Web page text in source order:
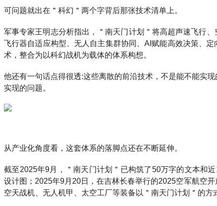
可问题就出在＂科幻＂两个字背后那张技术清单上。
军事专家王明志分析指出，＂南天门计划＂将高超声速飞行
飞行器自适应构型、无人自主集群协同、AI赋能高效决策、
术，整合为以科幻战机为载体的体系构想。
他还有一句话点得很透:这些离散的前沿技术，不是能不能实
实现的问题。
从产业化角度看，这套体系的落脚点还在不断延伸。
截至2025年9月，＂南天门计划＂已构筑了50万字的文本和
设计图；2025年9月20日，在吉林长春举行的2025空军航空
空天战机、无人机甲、太空工厂等装备以＂南天门计划＂的方